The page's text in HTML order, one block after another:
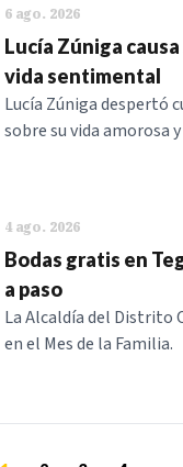
6 ago. 2026
Lucía Zúniga
vida sentimental
Lucía Zúniga despertó
sobre su vida amorosa
4 ago. 2026
Bodas gratis en
a paso
La Alcaldía del Distrito
en el Mes de la Familia.